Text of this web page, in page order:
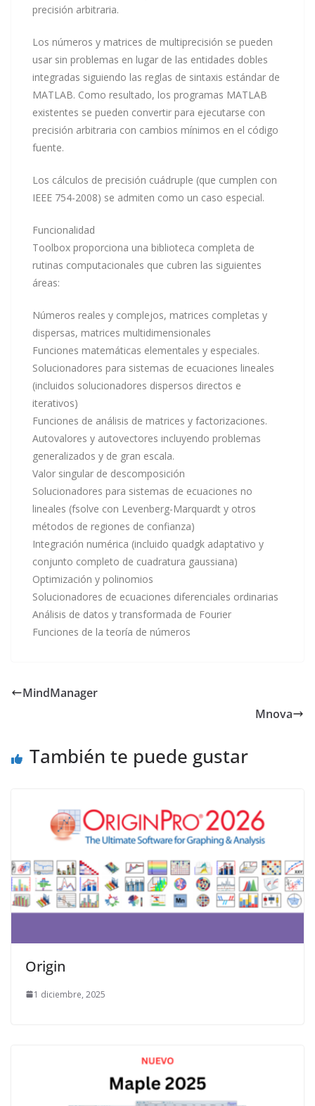
precisión arbitraria.
Los números y matrices de multiprecisión se pueden
usar sin problemas en lugar de las entidades dobles
integradas siguiendo las reglas de sintaxis estándar de
MATLAB. Como resultado, los programas MATLAB
existentes se pueden convertir para ejecutarse con
precisión arbitraria con cambios mínimos en el código
fuente.
Los cálculos de precisión cuádruple (que cumplen con
IEEE 754-2008) se admiten como un caso especial.
Funcionalidad
Toolbox proporciona una biblioteca completa de
rutinas computacionales que cubren las siguientes
áreas:
Números reales y complejos, matrices completas y
dispersas, matrices multidimensionales
Funciones matemáticas elementales y especiales.
Solucionadores para sistemas de ecuaciones lineales
(incluidos solucionadores dispersos directos e
iterativos)
Funciones de análisis de matrices y factorizaciones.
Autovalores y autovectores incluyendo problemas
generalizados y de gran escala.
Valor singular de descomposición
Solucionadores para sistemas de ecuaciones no
lineales (fsolve con Levenberg-Marquardt y otros
métodos de regiones de confianza)
Integración numérica (incluido quadgk adaptativo y
conjunto completo de cuadratura gaussiana)
Optimización y polinomios
Solucionadores de ecuaciones diferenciales ordinarias
Análisis de datos y transformada de Fourier
Funciones de la teoría de números
MindManager
Mnova
También te puede gustar
Origin
1 diciembre, 2025